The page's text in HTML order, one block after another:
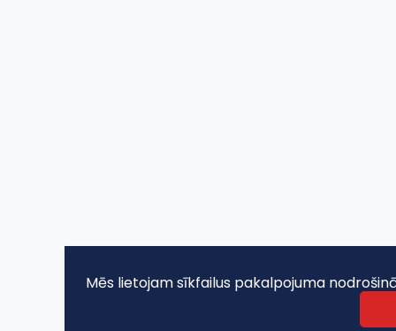
Mēs lietojam sīkfailus pakalpojuma